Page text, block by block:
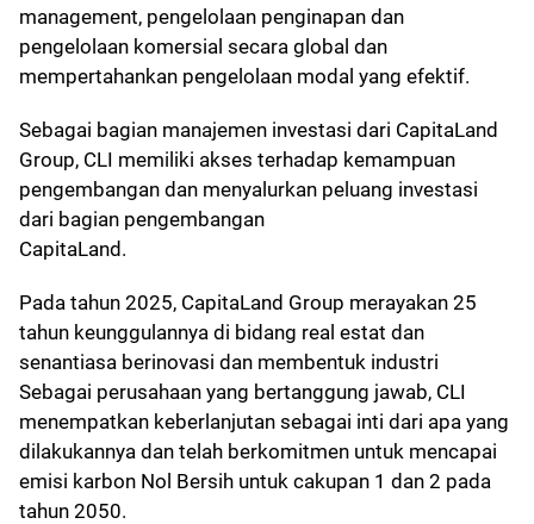
management, pengelolaan penginapan dan
pengelolaan komersial secara global dan
mempertahankan pengelolaan modal yang efektif.
Sebagai bagian manajemen investasi dari CapitaLand
Group, CLI memiliki akses terhadap kemampuan
pengembangan dan menyalurkan peluang investasi
dari bagian pengembangan
CapitaLand.
Pada tahun 2025, CapitaLand Group merayakan 25
tahun keunggulannya di bidang real estat dan
senantiasa berinovasi dan membentuk industri
Sebagai perusahaan yang bertanggung jawab, CLI
menempatkan keberlanjutan sebagai inti dari apa yang
dilakukannya dan telah berkomitmen untuk mencapai
emisi karbon Nol Bersih untuk cakupan 1 dan 2 pada
tahun 2050.